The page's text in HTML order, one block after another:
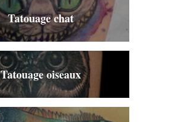
Tatouage chat
Tatouage oiseaux